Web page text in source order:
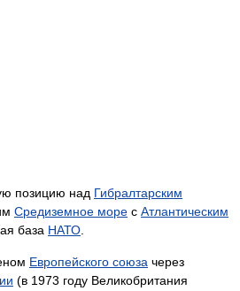
позицию над Гибралтарским
Средиземное море с Атлантическим
база НАТО
Европейского союза через
(в 1973 году Великобритания